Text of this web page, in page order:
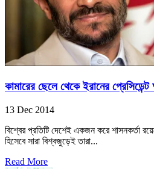
কামারের ছেলে থেকে ইরানের
13 Dec 2014
বিশ্বের প্রতিটি দেশেই একজন করে শাসনকর্তা
হিসেবে সারা বিশ্বজুড়েই তারা...
Read More